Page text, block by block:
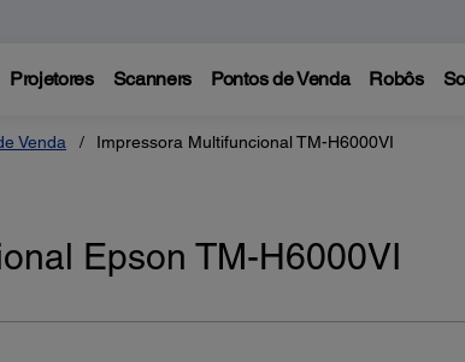
Projetores Scanners Pontos de Venda Robôs
Venda Impressora Multifuncional TM-H6000VI
Epson TM-H6000VI